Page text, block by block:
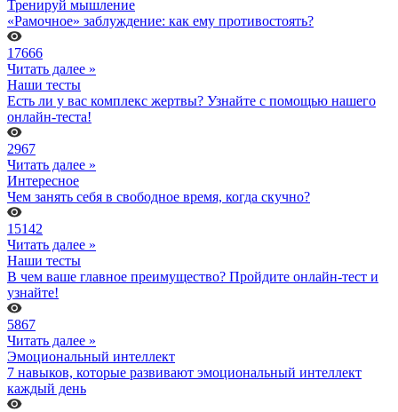
Тренируй мышление
«Рамочное» заблуждение: как ему противостоять?
17666
Читать далее »
Наши тесты
Есть ли у вас комплекс жертвы? Узнайте с помощью нашего
онлайн-теста!
2967
Читать далее »
Интересное
Чем занять себя в свободное время, когда скучно?
15142
Читать далее »
Наши тесты
В чем ваше главное преимущество? Пройдите онлайн-тест и
узнайте!
5867
Читать далее »
Эмоциональный интеллект
7 навыков, которые развивают эмоциональный интеллект
каждый день